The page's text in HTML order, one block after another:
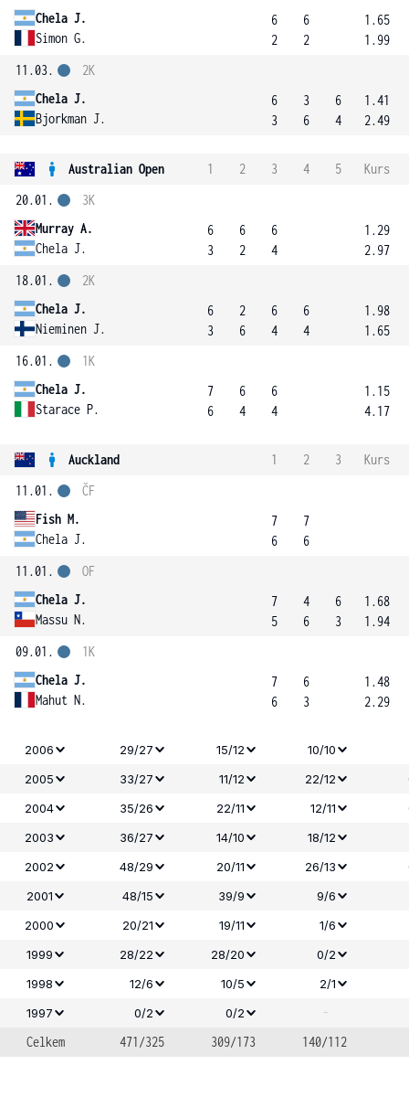
Chela J.
Simon G.
6
2
6
2
1.65
1.99
11.03.
Chela J.
Bjorkman J.
2K
6
3
3
6
6
4
1.41
2.49
Australian Open 1 2 3 4 5
Kurs
20.01.
Murray A.
Chela J.
3K
6
3
6
2
6
4
1.29
2.97
18.01.
Chela J.
Nieminen J.
2K
6
3
2
6
6
4
6
4
1.98
1.65
16.01.
Chela J.
Starace P.
1K
7
6
6
4
6
4
1.15
4.17
Auckland 1 2 3
Kurs
11.01.
Fish M.
Chela J.
ČF
7
6
7
6
11.01.
Chela J.
Massu N.
OF
7
5
4
6
6
3
1.68
1.94
09.01.
Chela J.
Mahut N.
1K
7
6
6
3
1.48
2.29
2006 29/27 15/12 10/10
2005
33/27 11/12 22/12
2004
35/26 22/11 12/11
2003
36/27 14/10 18/12
2002
48/29 20/11 26/13
2001
48/15 39/9
9/6
2000
20/21 19/11
1/6
1999
28/22 28/20
0/2
1998
12/6 10/5
2/1
1997
0/2 0/2
-
Celkem
471/325 309/173 140/112